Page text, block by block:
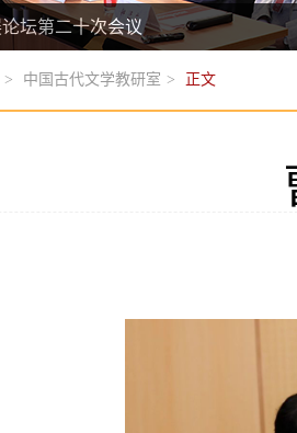
坛第二十次会议
> 中国古代文学教研室 > 正文